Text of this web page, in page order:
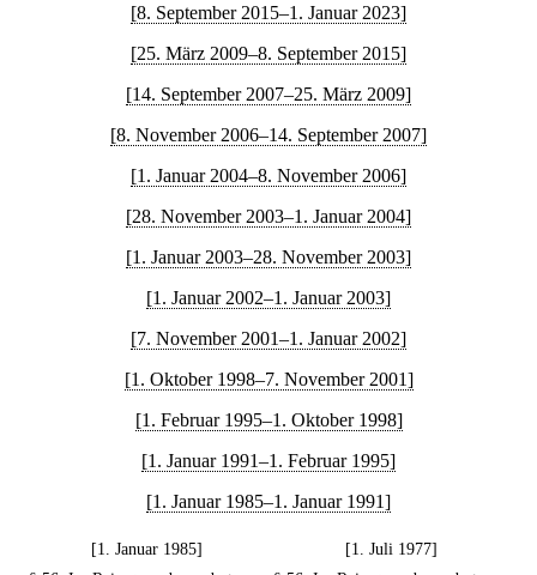
[8. September 2015–1. Januar 2023]
[25. März 2009–8. September 2015]
[14. September 2007–25. März 2009]
[8. November 2006–14. September 2007]
[1. Januar 2004–8. November 2006]
[28. November 2003–1. Januar 2004]
[1. Januar 2003–28. November 2003]
[1. Januar 2002–1. Januar 2003]
[7. November 2001–1. Januar 2002]
[1. Oktober 1998–7. November 2001]
[1. Februar 1995–1. Oktober 1998]
[1. Januar 1991–1. Februar 1995]
[1. Januar 1985–1. Januar 1991]
[1. Januar 1985]
[1. Juli 1977]